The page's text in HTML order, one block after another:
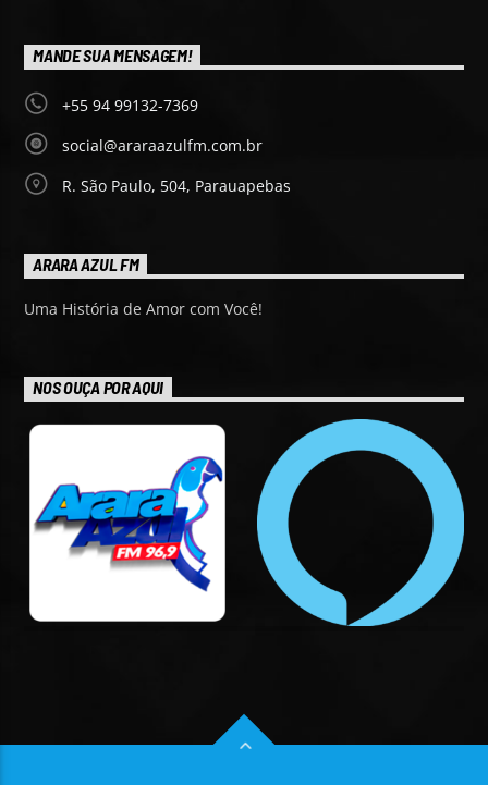
MANDE SUA MENSAGEM!
+55 94 99132-7369
social@araraazulfm.com.br
R. São Paulo, 504, Parauapebas
ARARA AZUL FM
Uma História de Amor com Você!
NOS OUÇA POR AQUI